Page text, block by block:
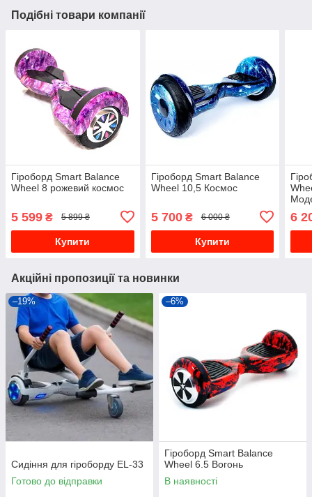
Подібні товари компанії
Гіроборд Smart Balance
Wheel 8 рожевий космос
5 599 ₴ 5 899 ₴
Купити
Гіроборд Smart Balance
Wheel 10,5 Космос
5 700₴ 6 000 ₴
Купити
6
Акційні пропозиції та новинки
–19%
Сидіння для гіроборду EL-33
Готово до відправки
–6%
Гіроборд Smart Balance
Wheel 6.5 Вогонь
В наявності